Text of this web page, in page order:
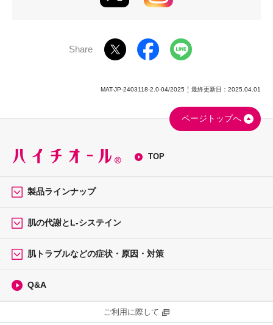
Share
MAT-JP-2403118-2.0-04/2025 最終更新日：2025.04.01
TOP
製品ラインナップ
肌の代謝とL-システイン
肌トラブルなどの症状・原因・対策
Q&A
ページトップへ
ご利用に際して